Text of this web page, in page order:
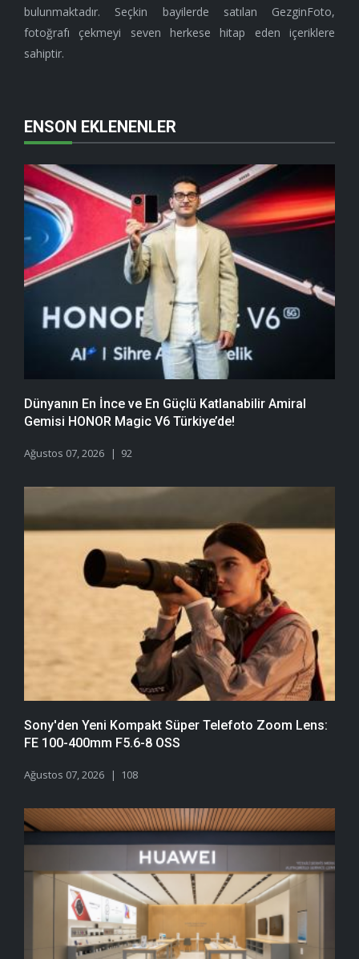
bulunmaktadır. Seçkin bayilerde satılan GezginFoto,
fotoğrafı çekmeyi seven herkese hitap eden içeriklere
sahiptir.
ENSON EKLENENLER
Dünyanın En İnce ve En Güçlü Katlanabilir Amiral
Gemisi HONOR Magic V6 Türkiye’de!
Ağustos 07, 2026 92
Sony'den Yeni Kompakt Süper Telefoto Zoom Lens:
FE 100-400mm F5.6-8 OSS
Ağustos 07, 2026 108